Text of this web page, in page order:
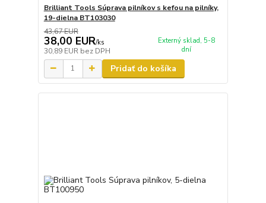
Brilliant Tools Súprava pilníkov s kefou na pilníky,
19-dielna BT103030
43,67 EUR
38,00 EUR/ks
30,89 EUR bez DPH
Externý sklad, 5-8
dní
Pridať do košíka